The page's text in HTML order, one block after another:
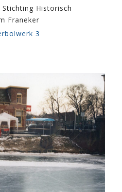
Stichting Historisch
Franeker
3